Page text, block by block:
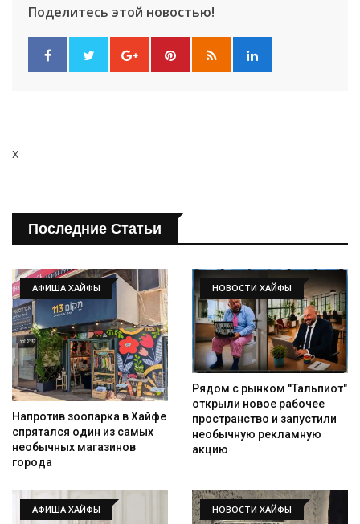
Поделитесь этой новостью!
x
Последние Статьи
АФИША ХАЙФЫ
Напротив зоопарка в Хайфе
спрятался один из самых
необычных магазинов
города
НОВОСТИ ХАЙФЫ
Рядом с рынком "Тальпиот"
открыли новое рабочее
пространство и запустили
необычную рекламную
акцию
АФИША ХАЙФЫ НОВОСТИ ХАЙФЫ